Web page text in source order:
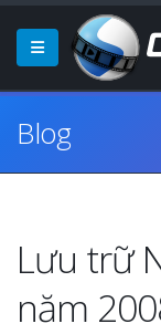
Blog
Lưu trữ
năm